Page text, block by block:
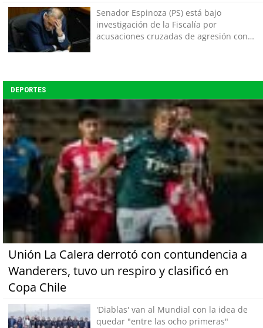
Senador Espinoza (PS) está bajo
investigación de la Fiscalía por
acusaciones cruzadas de agresión con
DEPORTES
Unión La Calera derrotó con contundencia a
Wanderers, tuvo un respiro y clasificó en
Copa Chile
'Diablas' van al Mundial con la idea de
quedar "entre las ocho primeras"